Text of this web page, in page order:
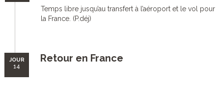
Temps libre jusqu’au transfert à l’aéroport et le vol pour
la France. (P.déj)
JOUR
14
Retour en France